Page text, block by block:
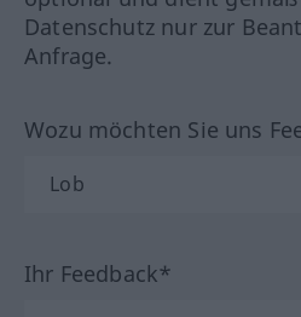
Datenschutz nur zur
Anfrage.
Wozu möchten Sie uns
Ihr Feedback*